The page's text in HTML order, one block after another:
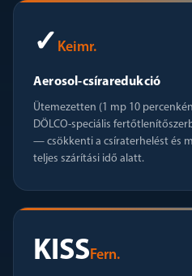
✓ Keimr.
Aerosol-csíraredukció
Ütemezetten (1 mp 10
DÖLCO-speciális
— csökkenti a csíraterhelést és
teljes szárítási idő alatt.
KISSFern.